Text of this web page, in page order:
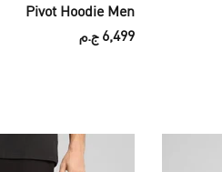
Pivot Hoodie Men
6,499 ج.م